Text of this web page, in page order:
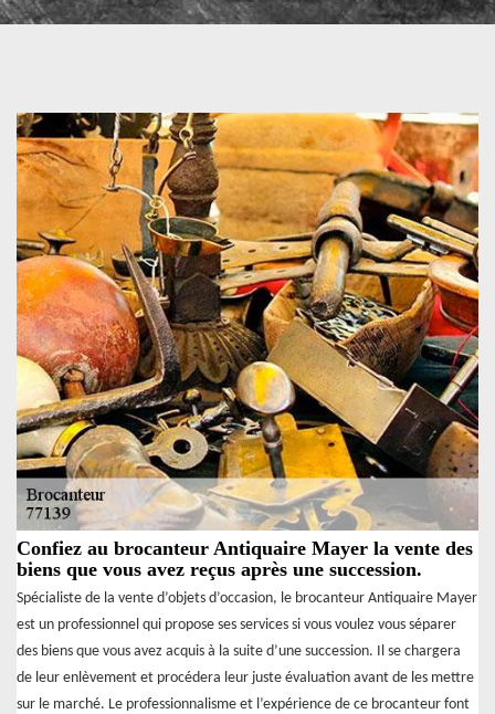
Confiez au brocanteur Antiquaire Mayer la vente des
biens que vous avez reçus après une succession.
Spécialiste de la vente d’objets d’occasion, le brocanteur Antiquaire Mayer
est un professionnel qui propose ses services si vous voulez vous séparer
des biens que vous avez acquis à la suite d’une succession. Il se chargera
de leur enlèvement et procédera leur juste évaluation avant de les mettre
sur le marché. Le professionnalisme et l’expérience de ce brocanteur font